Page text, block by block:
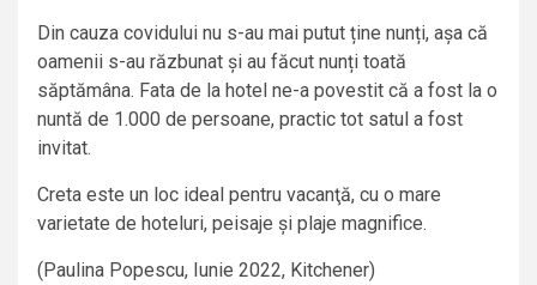
Din cauza covidului nu s-au mai putut ține nunți, așa că
oamenii s-au răzbunat și au făcut nunți toată
săptămâna. Fata de la hotel ne-a povestit că a fost la o
nuntă de 1.000 de persoane, practic tot satul a fost
invitat.
Creta este un loc ideal pentru vacanţă, cu o mare
varietate de hoteluri, peisaje și plaje magnifice.
(Paulina Popescu, Iunie 2022, Kitchener)